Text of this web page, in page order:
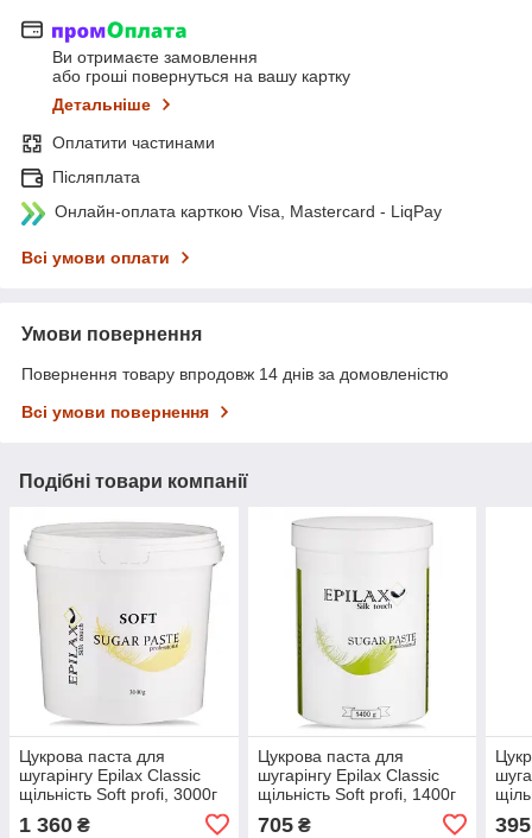
Ви отримаєте замовлення
або гроші повернуться на вашу картку
Детальніше
Оплатити частинами
Післяплата
Онлайн-оплата карткою Visa, Mastercard - LiqPay
Всі умови оплати
Умови повернення
Повернення товару впродовж 14 днів за домовленістю
Всі умови повернення
Подібні товари компанії
Цукрова паста для
шугарінгу Epilax Classic
щільність Soft profi, 3000г
1 360 ₴
Цукрова паста для
шугарінгу Epilax Classic
щільність Soft profi, 1400г
705₴ 395